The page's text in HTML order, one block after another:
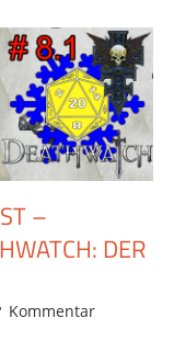
–
DER
Kommentar